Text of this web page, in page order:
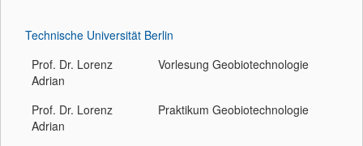
Technische Universität Berlin
Prof. Dr. Lorenz
Adrian
Vorlesung Geobiotechnologie
Prof. Dr. Lorenz
Adrian
Praktikum Geobiotechnologie